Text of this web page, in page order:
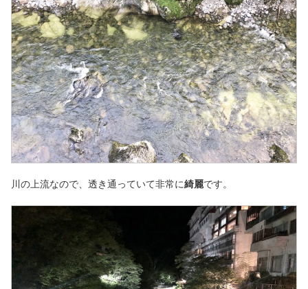
川の上流なので、透き通っていて非常に綺麗です。